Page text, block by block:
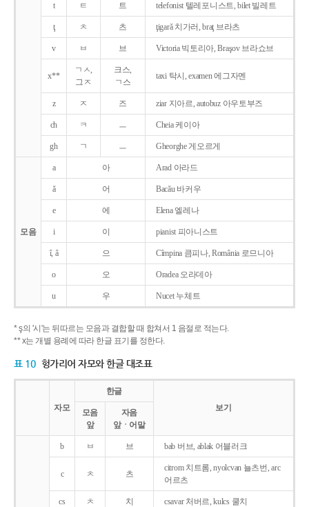
t ㅌ 트 telefonist 텔레포니스트, bilet 빌레트
ţ ㅊ 츠 ţigarǎ 치가러, braţ 브라츠
v ㅂ 브 Victoria 빅토리아, Braşov 브라쇼브
x**
ㄱㅅ,
그ㅈ
크스,
ㄱ스
taxi 탁시, examen 에그자멘
z ㅈ 즈 ziar 지아르, autobuz 아우토부즈
ch ㅋ ㅡ Cheia 케이아
gh ㄱ ㅡ Gheorghe 게오르게
모음
a 아 Arad 아라드
ǎ 어 Bacǎu 바커우
e 에 Elena 엘레나
i 이 pianist 피아니스트
î, â 으 Cîmpina 큼피나, România 로므니아
o 오 Oradea 오라데아
u 우 Nucet 누체트
* ş의 '시'는 뒤따르는 모음과 결합할 때 합쳐서 1 음절로 적는다.
** x는 개별 용례에 따라 한글 표기를 정한다.
표 10 헝가리어 자모와 한글 대조표
자모
한글
보기
모음
앞
자음
앞ㆍ어말
b ㅂ 브 bab 버브, ablak 어블러크
c ㅊ 츠
citrom 치트롬, nyolcvan 뇰츠번, arc
어르츠
cs ㅊ 치 csavar 처버르, kulcs 쿨치